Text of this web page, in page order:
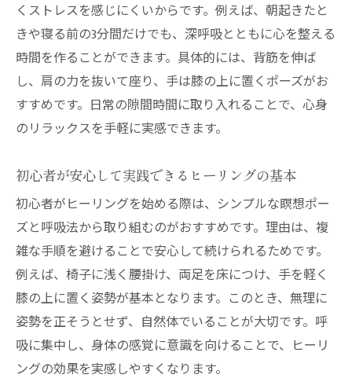
サマタ瞑想がもたらすヒーリングの体感
自分に合うヒーリング瞑想法の選び方
ヒーリングを深める瞑想法の使い分け方
目的別ヒーリング瞑想の選択ポイント
姿勢がつらい時のヒーリング活用法
体が硬い時でも安心なヒーリング瞑想法
姿勢がつらいと感じた時のヒーリング対策
補助具を使ったヒーリング瞑想のすすめ
ヒーリングで瞑想時の負担を軽減する工夫
無理せず続けられるヒーリング姿勢のコツ
手のポーズを工夫した瞑想体験の広がり
ヒーリングと手のポーズの効果的な組み合
わせ
くストレスを感じにくいからです。例えば、朝起きたと
きや寝る前の3分間だけでも、深呼吸とともに心を整える
時間を作ることができます。具体的には、背筋を伸ば
し、肩の力を抜いて座り、手は膝の上に置くポーズがお
すすめです。日常の隙間時間に取り入れることで、心身
のリラックスを手軽に実感できます。
初心者が安心して実践できるヒーリングの基本
初心者がヒーリングを始める際は、シンプルな瞑想ポー
ズと呼吸法から取り組むのがおすすめです。理由は、複
雑な手順を避けることで安心して続けられるためです。
例えば、椅子に浅く腰掛け、両足を床につけ、手を軽く
膝の上に置く姿勢が基本となります。このとき、無理に
姿勢を正そうとせず、自然体でいることが大切です。呼
吸に集中し、身体の感覚に意識を向けることで、ヒーリ
ングの効果を実感しやすくなります。